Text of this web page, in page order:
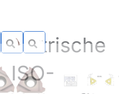
Metrische
ISO-